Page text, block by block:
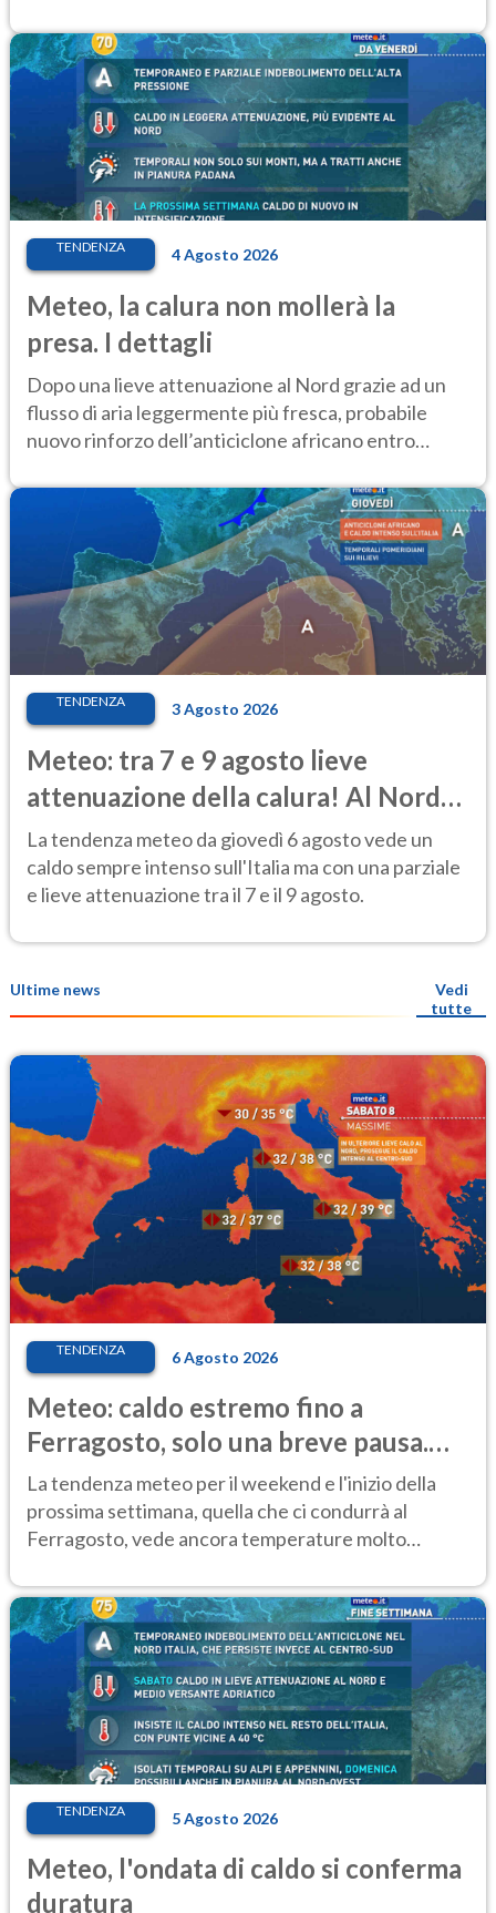
TENDENZA 4 Agosto 2026
Meteo, la calura non mollerà la
presa. I dettagli
Dopo una lieve attenuazione al Nord grazie ad un
flusso di aria leggermente più fresca, probabile
nuovo rinforzo dell’anticiclone africano entro
TENDENZA 3 Agosto 2026
Meteo: tra 7 e 9 agosto lieve
attenuazione della calura! Al Nord
rischio temporali
La tendenza meteo da giovedì 6 agosto vede un
caldo sempre intenso sull'Italia ma con una parziale
e lieve attenuazione tra il 7 e il 9 agosto.
Ultime news
Vedi
tutte
TENDENZA 6 Agosto 2026
Meteo: caldo estremo fino a
Ferragosto, solo una breve pausa.
Ecco dove
La tendenza meteo per il weekend e l'inizio della
prossima settimana, quella che ci condurrà al
Ferragosto, vede ancora temperature molto
TENDENZA 5 Agosto 2026
Meteo, l'ondata di caldo si conferma
duratura